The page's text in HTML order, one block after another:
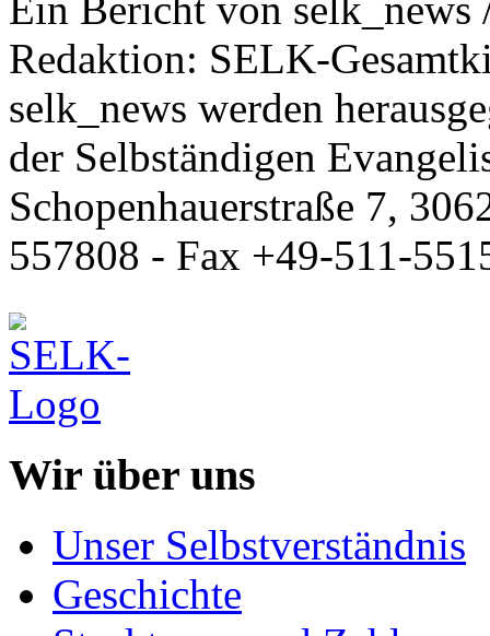
Redaktion: SELK-
selk_news werden
der Selbständigen
Schopenhauerstraße 7,
557808 - Fax +49-511-
Wir über uns
Unser Selbstverständnis
Geschichte